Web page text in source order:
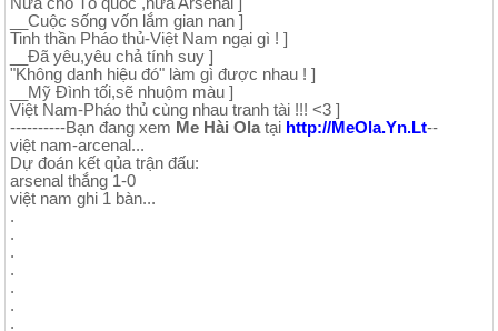
__Cuộc sống vốn lắm gian nan ]
Tinh thần Pháo thủ-Việt Nam ngại gì ! ]
__Đã yêu,yêu chả tính suy ]
"Không danh hiệu đó" làm gì được nhau ! ]
__Mỹ Đình tối,sẽ nhuộm màu ]
Việt Nam-Pháo thủ cùng nhau tranh tài !!! <3 ]
----------Bạn đang xem Me Hài Ola tại http://MeOla.Yn.Lt--
việt nam-arcenal...
Dự đoán kết qủa trận đấu:
arsenal thắng 1-0
việt nam ghi 1 bàn...
.
.
.
.
.
.
.